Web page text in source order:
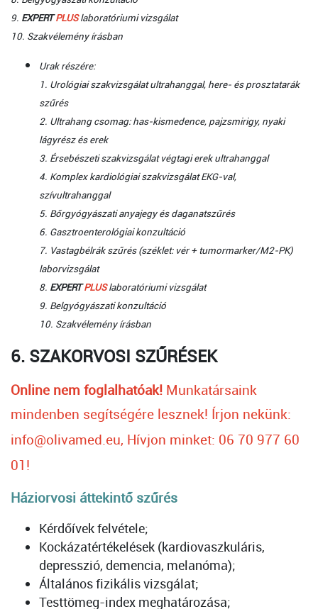
9. EXPERTPLUSlaboratóriumi vizsgálat
10. Szakvélemény írásban
Urak részére:
1. Urológiai szakvizsgálat ultrahanggal, here- és prosztatarák
szűrés
2. Ultrahang csomag: has-kismedence, pajzsmirigy, nyaki
lágyrész és erek
3. Érsebészeti szakvizsgálat végtagi erek ultrahanggal
4. Komplex kardiológiai szakvizsgálat EKG-val,
szívultrahanggal
5. Bőrgyógyászati anyajegy és daganatszűrés
6. Gasztroenterológiai konzultáció
7. Vastagbélrák szűrés (széklet: vér + tumormarker/M2-PK)
laborvizsgálat
8. EXPERTPLUSlaboratóriumi vizsgálat
9. Belgyógyászati konzultáció
10. Szakvélemény írásban
6. SZAKORVOSI SZŰRÉSEK
Online nem foglalhatóak! Munkatársaink
mindenben segítségére lesznek! Írjon nekünk:
info@olivamed.eu, Hívjon minket: 06 70 977 60
01!
Háziorvosi áttekintő szűrés
Kérdőívek felvétele;
Kockázatértékelések (kardiovaszkuláris,
depresszió, demencia, melanóma);
Általános fizikális vizsgálat;
Testtömeg-index meghatározása;